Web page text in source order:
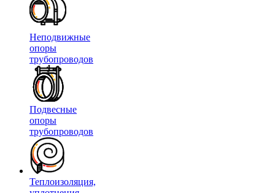
Неподвижные
опоры
трубопроводов
Подвесные
опоры
трубопроводов
Теплоизоляция,